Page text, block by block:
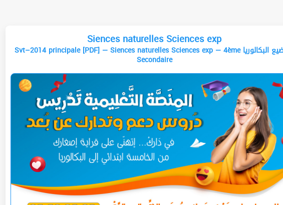
Siences naturelles Sciences exp
Svt–2014 principale [PDF] — Siences naturelles Sciences exp — 4ème مواضيع البكالوريا
Secondaire